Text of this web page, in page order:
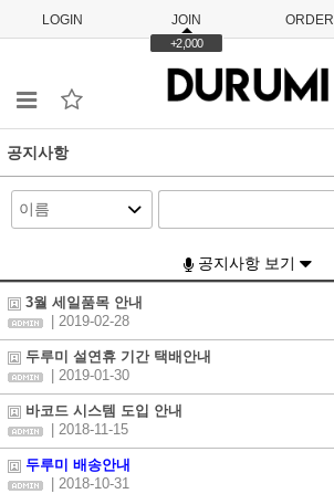
LOGIN JOIN
+2,000
ORDER
공지사항
공지사항 보기
3월 세일품목 안내
| 2019-02-28
두루미 설연휴 기간 택배안내
| 2019-01-30
바코드 시스템 도입 안내
| 2018-11-15
두루미 배송안내
| 2018-10-31